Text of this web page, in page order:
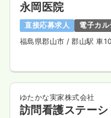
永岡医院
直接応募求人 電子カル
福島県郡山市 / 郡山駅 車
ゆたかな実家株式会社
訪問看護ステーシ